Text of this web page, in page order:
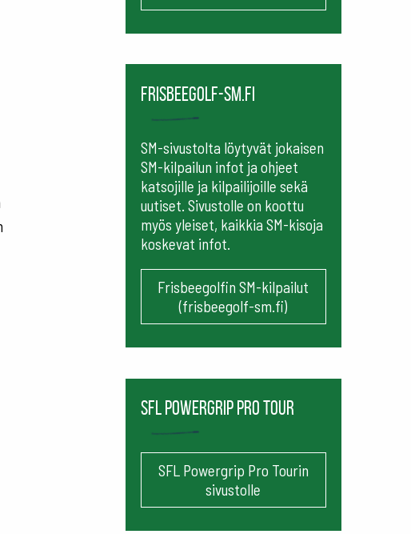
frisbeegolf-sm.fi
SM-sivustolta löytyvät jokaisen
SM-kilpailun infot ja ohjeet
katsojille ja kilpailijoille sekä
uutiset. Sivustolle on koottu
myös yleiset, kaikkia SM-kisoja
koskevat infot.
Frisbeegolfin SM-kilpailut
(frisbeegolf-sm.fi)
SFL Powergrip Pro Tour
SFL Powergrip Pro Tourin
sivustolle